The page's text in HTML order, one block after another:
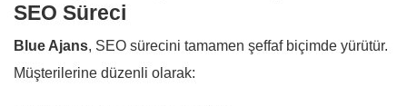
SEO Süreci
Blue Ajans, SEO sürecini tamamen şeffaf biçimde yürütür.
Müşterilerine düzenli olarak: